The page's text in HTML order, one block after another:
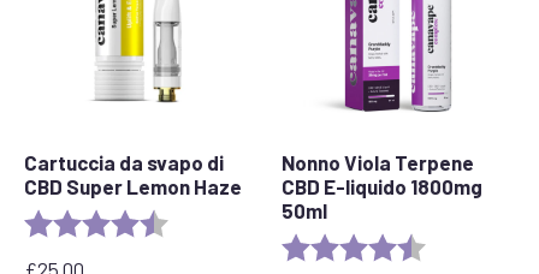
Cartuccia da svapo di
CBD Super Lemon Haze
Valutazione: 4.6 out of 5 stars
£25.00
Nonno Viola Terpene
CBD E-liquido 1800mg
50ml
Valutazione: